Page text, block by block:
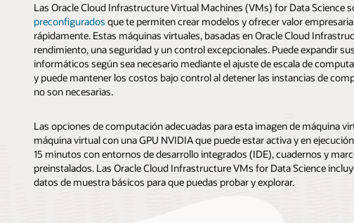
Las Oracle Cloud Infrastructure Virtual Machines (VMs) for Data Science
preconfigurados que te permiten crear modelos y ofrecer valor
rápidamente. Estas máquinas virtuales, basadas en Oracle Cloud
rendimiento, una seguridad y un control excepcionales. Puede expandir
informáticos según sea necesario mediante el ajuste de escala de
y puede mantener los costos bajo control al detener las instancias de
no son necesarias.
Las opciones de computación adecuadas para esta imagen de máquina
máquina virtual con una GPU NVIDIA que puede estar activa y en
15 minutos con entornos de desarrollo integrados (IDE), cuadernos y
preinstalados. Las Oracle Cloud Infrastructure VMs for Data Science
datos de muestra básicos para que puedas probar y explorar.